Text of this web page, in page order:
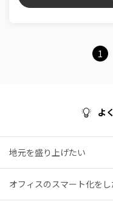
1
よ
地元を盛り上げたい
オフィスのスマート化をし